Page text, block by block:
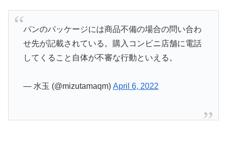
パンのパッケージには商品不備の場合の問い合わ
せ先が記載されている。購入コンビニ店舗に電話
してくること自体が不審な行動といえる。
— 水玉 (@mizutamaqm) April 6, 2022